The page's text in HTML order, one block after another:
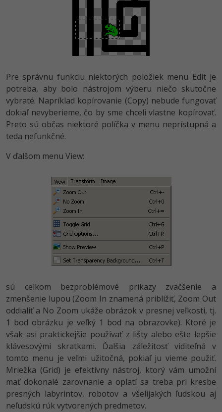
Pre správnu funkciu niektorých položiek menu Edit je
potreba, aby bolo nástrojom výberu niečo skutočne
vybraté. Napríklad kopírovanie (Copy) nebude fungovať
dokiaľ nevyberieme, čo by sme chceli vlastne kopírovať.
Preto sú občas niektoré políčka v menu neprístupná a
teda nefunkčné.
V ďalšom menu View:
sú celkom bezproblémové príkazy zväčšenie a
zmenšenie lupou (Zoom In znamená priblížiť, Zoom Out
oddialiť a No Zoom ukáže obrázok v presnej veľkosti, tj.
1 bod obrázku je veľký 1 bod na obrazovke). Ktoré je
však asi praktickejšie používať z lišty alebo ešte lepšie
klávesovými skratkami. Ďalšia záležitosť viditeľná v
tomto menu je veľmi užitočná, pokiaľ ju vieme použiť.
Mriežka (Grid) je efektívny nástroj, ktorý vám umožní
mať dokonalé zarovnanie a oplatí sa treba pri kresbe
presných labyrintov, robotov a všelijakých ľudskou aj
neľudskú rúk vytvorených predmetov.